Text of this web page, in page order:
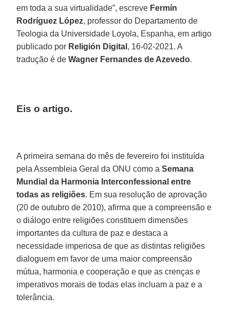
em toda a sua virtualidade”, escreve Fermín
Rodríguez López, professor do Departamento de
Teologia da Universidade Loyola, Espanha, em artigo
publicado por Religión Digital , 16-02-2021. A
tradução é deWagner Fernandes de Azevedo.
Eis o artigo.
A primeira semana do mês de fevereiro foi instituída
pela Assembleia Geral da ONU como aSemana
Mundial da Harmonia Interconfessional entre
todas as religiões. Em sua resolução de aprovação
(20 de outubro de 2010), afirma que a compreensão e
o diálogo entre religiões constituem dimensões
importantes da cultura de paz e destaca a
necessidade imperiosa de que as distintas religiões
dialoguem em favor de uma maior compreensão
mútua, harmonia e cooperação e que as crenças e
imperativos morais de todas elas incluam a paz e a
tolerância.